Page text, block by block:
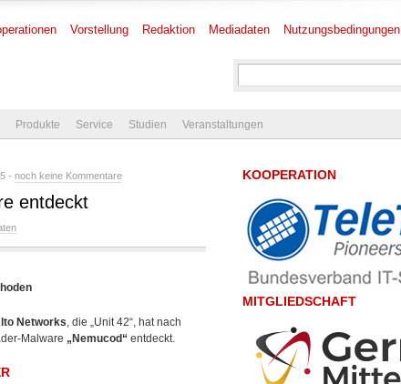
Vorstellung Redaktion Mediadaten Nutzungsbedingungen
Produkte Service Studien Veranstaltungen
- noch keine Kommentare
entdeckt
Networks, die „Unit 42“, hat nach
Malware „Nemucod“ entdeckt.
KOOPERATION
MITGLIEDSCHAFT